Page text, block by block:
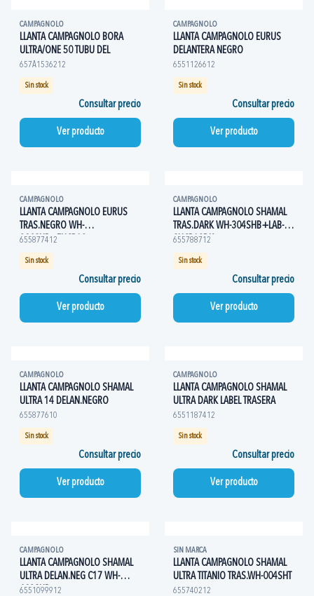
CAMPAGNOLO
LLANTA CAMPAGNOLO BORA
ULTRA/ONE 50 TUBU DEL
657A1536212
Sin stock
Consultar precio
Ver producto
CAMPAGNOLO
LLANTA CAMPAGNOLO EURUS
DELANTERA NEGRO
6551126612
Sin stock
Consultar precio
Ver producto
CAMPAGNOLO
LLANTA CAMPAGNOLO EURUS
TRAS.NEGRO WH-
304SHB+EUCB12
655877412
Sin stock
Consultar precio
Ver producto
CAMPAGNOLO
LLANTA CAMPAGNOLO SHAMAL
TRAS.DARK WH-304SHB+LAB-
SHCB12DK
655788712
Sin stock
Consultar precio
Ver producto
CAMPAGNOLO
LLANTA CAMPAGNOLO SHAMAL
ULTRA 14 DELAN.NEGRO
655877610
Sin stock
Consultar precio
Ver producto
CAMPAGNOLO
LLANTA CAMPAGNOLO SHAMAL
ULTRA DARK LABEL TRASERA
6551187412
Sin stock
Consultar precio
Ver producto
CAMPAGNOLO
LLANTA CAMPAGNOLO SHAMAL
ULTRA DELAN.NEG C17 WH-
403SHB
6551099912
SIN MARCA
LLANTA CAMPAGNOLO SHAMAL
ULTRA TITANIO TRAS.WH-004SHT
655740212